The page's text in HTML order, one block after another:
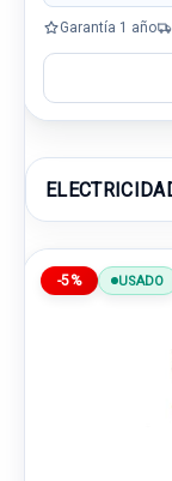
Garantía 1 año
-5% USADO